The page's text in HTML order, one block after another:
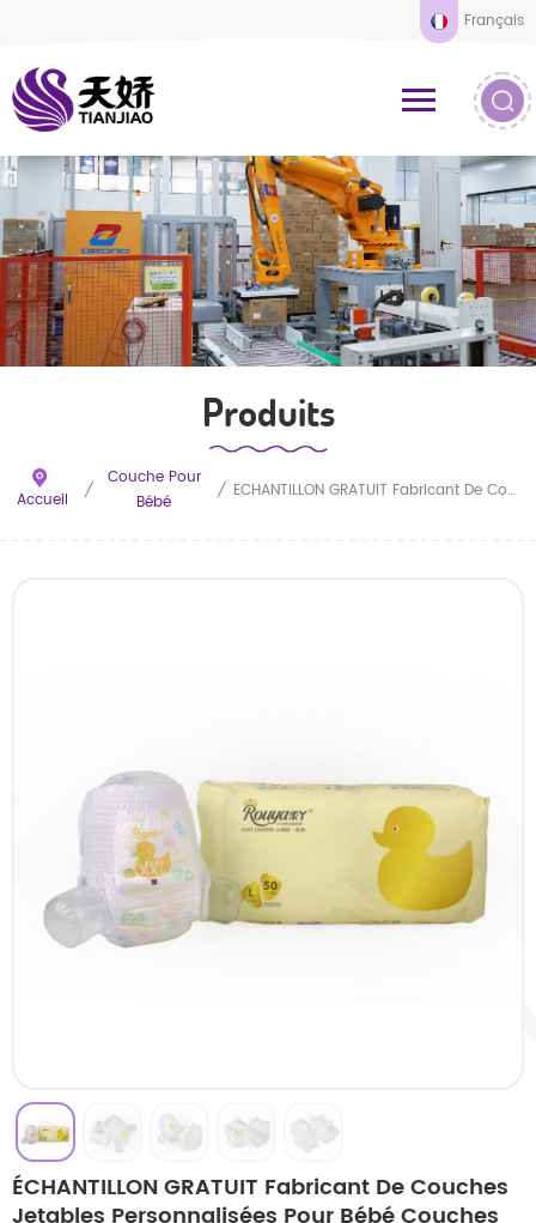
Français
Produits
Accueil /
Couche Pour
Bébé
/ ÉCHANTILLON GRATUIT Fabricant De Couches Jetables Personnalisées Pour Bébé Couches Jetables Personnalisées Pour Bébé De Qualité A
ÉCHANTILLON GRATUIT Fabricant De Couches